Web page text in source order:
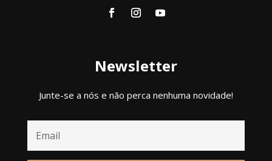
Newsletter
Junte-se a nós e não perca nenhuma novidade!